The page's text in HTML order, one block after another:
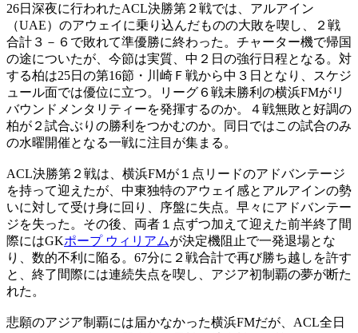
26日深夜に行われたACL決勝第２戦では、アルアイン
（UAE）のアウェイに乗り込んだものの大敗を喫し、２戦
合計３－６で敗れて準優勝に終わった。チャーター機で帰国
の途についたが、今節は実質、中２日の強行日程となる。対
する柏は25日の第16節・川崎Ｆ戦から中３日となり、スケジ
ュール面では優位に立つ。リーグ６戦未勝利の横浜FMがリ
バウンドメンタリティーを発揮するのか。４戦無敗と好調の
柏が２試合ぶりの勝利をつかむのか。同日ではこの試合のみ
の水曜開催となる一戦に注目が集まる。
ACL決勝第２戦は、横浜FMが１点リードのアドバンテージ
を持って迎えたが、中東独特のアウェイ感とアルアインの勢
いに対して受け身に回り、序盤に失点。早々にアドバンテー
ジを失った。その後、両者１点ずつ加えて迎えた前半終了間
際にはGKポープ ウィリアムが決定機阻止で一発退場とな
り、数的不利に陥る。67分に２戦合計で再び勝ち越しを許す
と、終了間際には連続失点を喫し、アジア初制覇の夢が断た
れた。
悲願のアジア制覇には届かなかった横浜FMだが、ACL全日